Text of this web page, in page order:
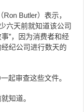
Butler）表示，
六天前就知道该公司
”，因为消费者和经
纪公司进行数天的
起审查这些文件。
知道。